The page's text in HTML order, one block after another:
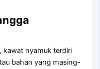
kawat nyamuk terdiri
bahan yang masing-